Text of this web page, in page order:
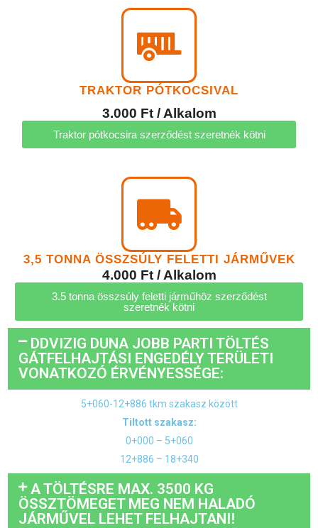
TRAKTOR PÓTKOCSIVAL
3.000 Ft / Alkalom
Traktor pótkocsira szerződést szeretnék kötni
3,5 TONNA ÖSSZSÚLY FELETTI JÁRMŰVEK
4.000 Ft / Alkalom
3.5 tonna összsúly feletti járműhöz szerződést
szeretnék kötni
DDVIZIG DUNA JOBB PARTI TÖLTÉS
GÁTFELHAJTÁSI ENGEDÉLY TERÜLETI
VONATKOZÓ ÉRVÉNYESSÉGE:
5+060-12+886 tkm szakasz között
Tiltott szakasz:
0+000 – 5+060
12+886 – 18+340
A TÖLTÉSRE MAX. 3500 KG
ÖSSZTÖMEGET MEG NEM HALADÓ
JÁRMŰVEL LEHET FELHAJTANI!